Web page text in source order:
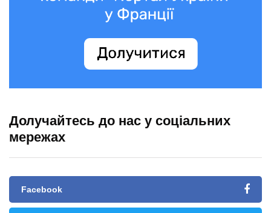
Долучайтесь до нас у соціальних
мережах
Facebook